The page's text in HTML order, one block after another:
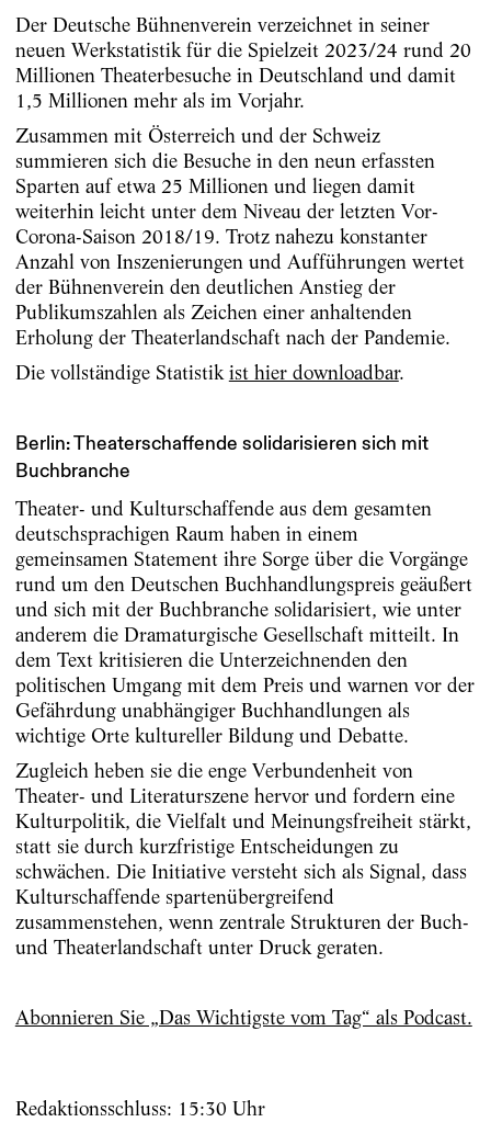
Der Deutsche Bühnenverein verzeichnet in seiner
neuen Werkstatistik für die Spielzeit 2023/24 rund 20
Millionen Theaterbesuche in Deutschland und damit
1,5 Millionen mehr als im Vorjahr.
Zusammen mit Österreich und der Schweiz
summieren sich die Besuche in den neun erfassten
Sparten auf etwa 25 Millionen und liegen damit
weiterhin leicht unter dem Niveau der letzten Vor-
Corona-Saison 2018/19. Trotz nahezu konstanter
Anzahl von Inszenierungen und Aufführungen wertet
der Bühnenverein den deutlichen Anstieg der
Publikumszahlen als Zeichen einer anhaltenden
Erholung der Theaterlandschaft nach der Pandemie.
Die vollständige Statistik ist hier downloadbar.
Berlin: Theaterschaffende solidarisieren sich mit
Buchbranche
Theater- und Kulturschaffende aus dem gesamten
deutschsprachigen Raum haben in einem
gemeinsamen Statement ihre Sorge über die Vorgänge
rund um den Deutschen Buchhandlungspreis geäußert
und sich mit der Buchbranche solidarisiert, wie unter
anderem die Dramaturgische Gesellschaft mitteilt. In
dem Text kritisieren die Unterzeichnenden den
politischen Umgang mit dem Preis und warnen vor der
Gefährdung unabhängiger Buchhandlungen als
wichtige Orte kultureller Bildung und Debatte.​
Zugleich heben sie die enge Verbundenheit von
Theater- und Literaturszene hervor und fordern eine
Kulturpolitik, die Vielfalt und Meinungsfreiheit stärkt,
statt sie durch kurzfristige Entscheidungen zu
schwächen. Die Initiative versteht sich als Signal, dass
Kulturschaffende spartenübergreifend
zusammenstehen, wenn zentrale Strukturen der Buch-
und Theaterlandschaft unter Druck geraten.
Abonnieren Sie „Das Wichtigste vom Tag“ als Podcast.
Redaktionsschluss: 15:30 Uhr